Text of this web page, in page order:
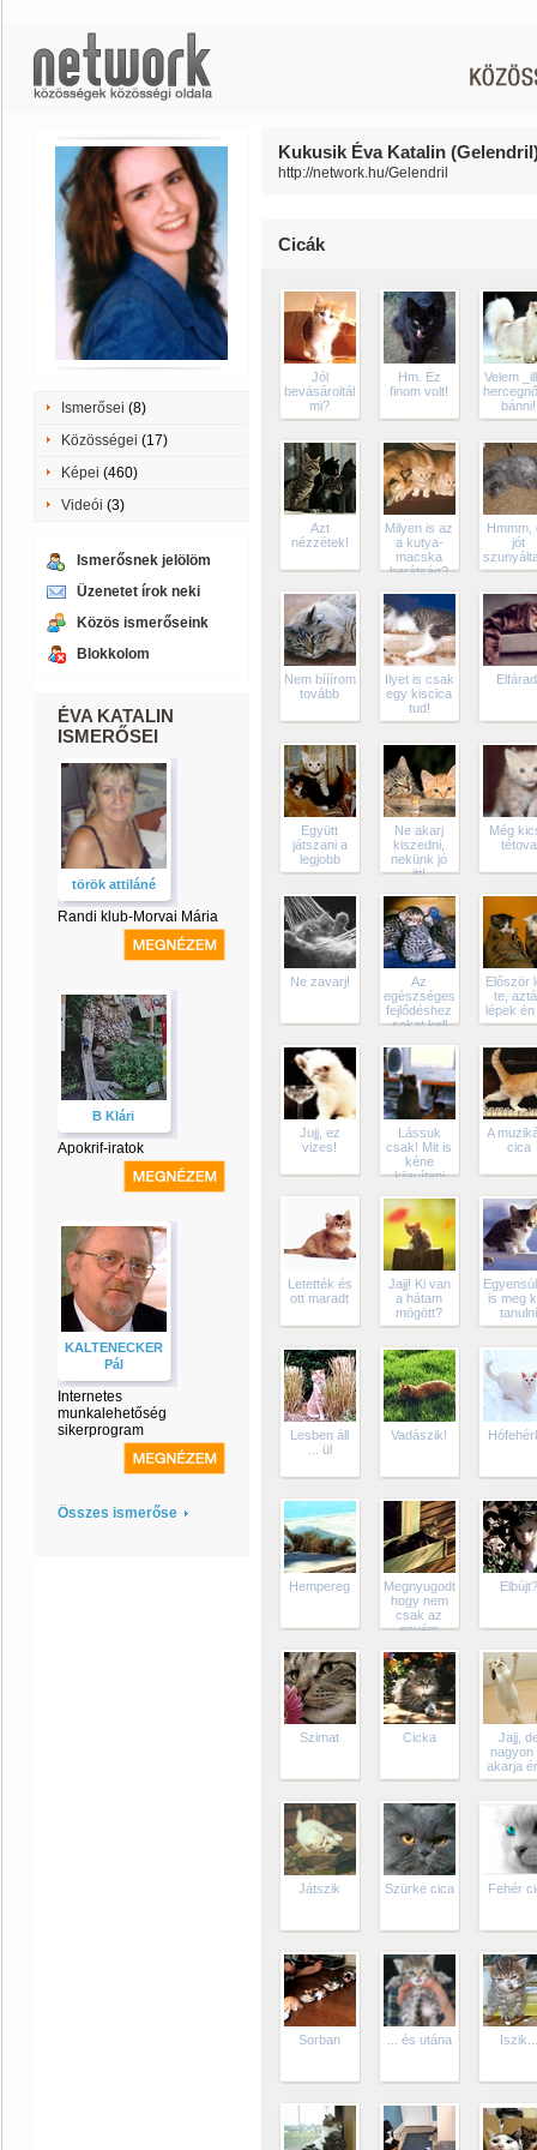
Ismerősei (8)
Közösségei (17)
Képei (460)
Videói (3)
Ismerősnek jelölöm
Üzenetet írok neki
Közös ismerőseink
Blokkolom
ÉVA KATALIN
ISMERŐSEI
török attiláné
Randi klub-Morvai Mária
B Klári
Apokrif-iratok
KALTENECKER
Pál
Internetes
munkalehetőség
sikerprogram
Összes ismerőse
Kukusik Éva Katalin
http://network.hu/Gelendril
Cicák
Jól
bevásároltál,
mi?
Hm. Ez
finom volt!
Velem
bánni!
Azt
nézzétek!
Milyen is az
a kutya-
macska
barátság?
Hmmm,
jót
Nem bííírom
tovább
Ilyet is csak
egy kiscica
tud!
Együtt
játszani a
legjobb
Ne akarj
kiszedni,
nekünk jó
itt!
Még
tétova
Ne zavarj!
Az
egészséges
fejlődéshez
sokat kell
Először
te,
lépek
Jujj, ez
vizes!
Lássuk
csak! Mit is
kéne
kijavítani
programban?
A
cica
Letették és
ott maradt
Jajj! Ki van
a hátam
mögött?
is meg
tanulni
Lesben áll
... ül
Vadászik!
Hempereg
Megnyugodtam,
hogy nem
csak az
enyém
virágnak
képzelni
magát! ;-)
Elbújt?
Szimat Cicka
Jajj,
nagyon
akarja
Játszik Szürke cica Fehér
Sorban ... és utána Iszik...